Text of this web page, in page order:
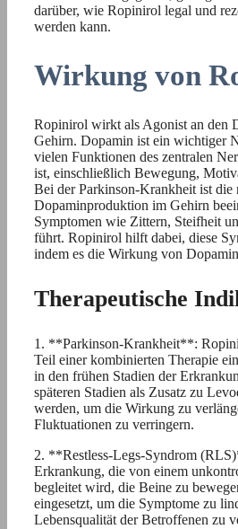
darüber, wie Ropinirol legal und
werden kann.
Wirkung von
Ropinirol wirkt als Agonist an den
Gehirn. Dopamin ist ein wichtiger
vielen Funktionen des zentralen
ist, einschließlich Bewegung,
Bei der Parkinson-Krankheit ist die
Dopaminproduktion im Gehirn
Symptomen wie Zittern, Steifheit
führt. Ropinirol hilft dabei, diese
indem es die Wirkung von
Therapeutische
1. **Parkinson-Krankheit**:
Teil einer kombinierten Therapie
in den frühen Stadien der
späteren Stadien als Zusatz zu
werden, um die Wirkung zu
Fluktuationen zu verringern.
2. **Restless-Legs-Syndrom
Erkrankung, die von einem
begleitet wird, die Beine zu
eingesetzt, um die Symptome zu
Lebensqualität der Betroffenen zu